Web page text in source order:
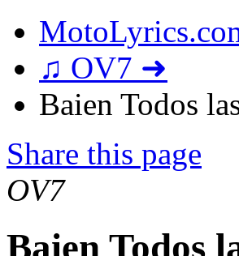
♫ OV7 ➜
Baien Todos
Share this page
OV7
Baien Todos